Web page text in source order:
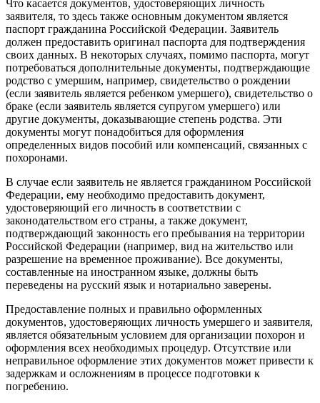
Что касается документов, удостоверяющих личность
заявителя, то здесь также основным документом является
паспорт гражданина Российской Федерации. Заявитель
должен предоставить оригинал паспорта для подтверждения
своих данных. В некоторых случаях, помимо паспорта, могут
потребоваться дополнительные документы, подтверждающие
родство с умершим, например, свидетельство о рождении
(если заявитель является ребенком умершего), свидетельство о
браке (если заявитель является супругом умершего) или
другие документы, доказывающие степень родства. Эти
документы могут понадобиться для оформления
определенных видов пособий или компенсаций, связанных с
похоронами.
В случае если заявитель не является гражданином Российской
Федерации, ему необходимо предоставить документ,
удостоверяющий его личность в соответствии с
законодательством его страны, а также документ,
подтверждающий законность его пребывания на территории
Российской Федерации (например, вид на жительство или
разрешение на временное проживание). Все документы,
составленные на иностранном языке, должны быть
переведены на русский язык и нотариально заверены.
Предоставление полных и правильно оформленных
документов, удостоверяющих личность умершего и заявителя,
является обязательным условием для организации похорон и
оформления всех необходимых процедур. Отсутствие или
неправильное оформление этих документов может привести к
задержкам и осложнениям в процессе подготовки к
погребению.